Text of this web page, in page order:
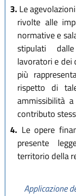
3. Le
rivolte alle
normative e
stipulati
lavoratori e
più
rispetto di
ammissibilità
contributo
4. Le opere
presente
territorio della
Applicazione